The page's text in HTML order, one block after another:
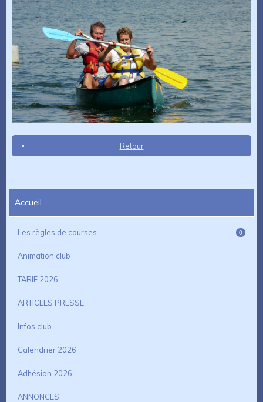
Retour
Accueil
Les règles de courses 0
Animation club
TARIF 2026
ARTICLES PRESSE
Infos club
Calendrier 2026
Adhésion 2026
ANNONCES